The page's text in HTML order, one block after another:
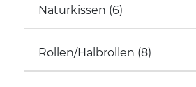
Naturkissen (6)
Rollen/Halbrollen (8)